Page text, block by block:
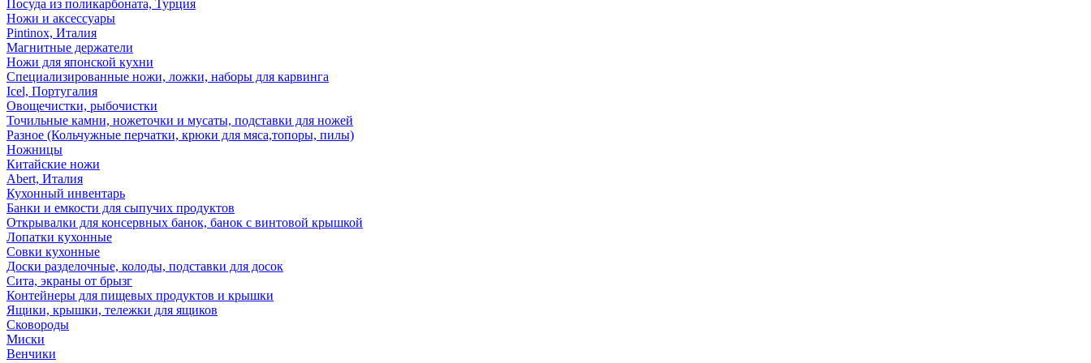
Посуда из поликарбоната, Турция
Ножи и аксессуары
Pintinox, Италия
Магнитные держатели
Ножи для японской кухни
Специализированные ножи, ложки, наборы для карвинга
Icel, Португалия
Овощечистки, рыбочистки
Точильные камни, ножеточки и мусаты, подставки для ножей
Разное (Кольчужные перчатки, крюки для мяса,топоры, пилы)
Ножницы
Китайские ножи
Abert, Италия
Кухонный инвентарь
Банки и емкости для сыпучих продуктов
Открывалки для консервных банок, банок с винтовой крышкой
Лопатки кухонные
Совки кухонные
Доски разделочные, колоды, подставки для досок
Сита, экраны от брызг
Контейнеры для пищевых продуктов и крышки
Ящики, крышки, тележки для ящиков
Сковороды
Миски
Венчики